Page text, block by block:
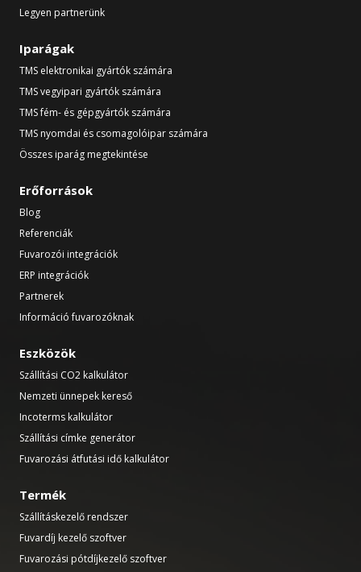
Legyen partnerünk
Iparágak
TMS elektronikai gyártók számára
TMS vegyipari gyártók számára
TMS fém- és gépgyártók számára
TMS nyomdai és csomagolóipar számára
Összes iparág megtekintése
Erőforrások
Blog
Referenciák
Fuvarozói integrációk
ERP integrációk
Partnerek
Információ fuvarozóknak
Eszközök
Szállítási CO2 kalkulátor
Nemzeti ünnepek kereső
Incoterms kalkulátor
Szállítási címke generátor
Fuvarozási átfutási idő kalkulátor
Termék
Szállításkezelő rendszer
Fuvardíj kezelő szoftver
Fuvarozási pótdíjkezelő szoftver